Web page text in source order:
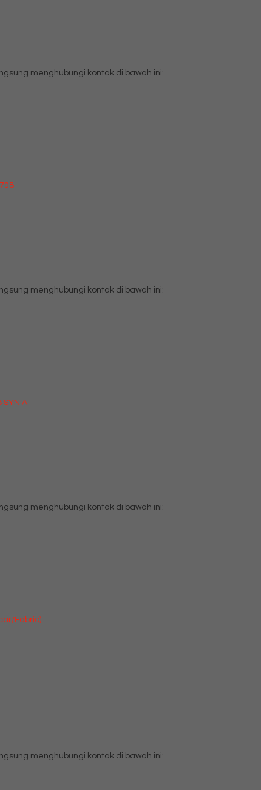
menghubungi kontak di bawah ini:
menghubungi kontak di bawah ini:
SYN A
menghubungi kontak di bawah ini:
Fabric)
menghubungi kontak di bawah ini: